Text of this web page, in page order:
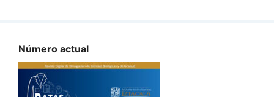
Número actual